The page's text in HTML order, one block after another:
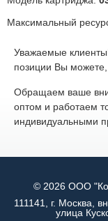
Максимальный
Уважаемые
позиции Вы
Обращаем ваше
оптом и работаем
индивидуальными
© 2026 ООО
111141, г. Москва,
улица